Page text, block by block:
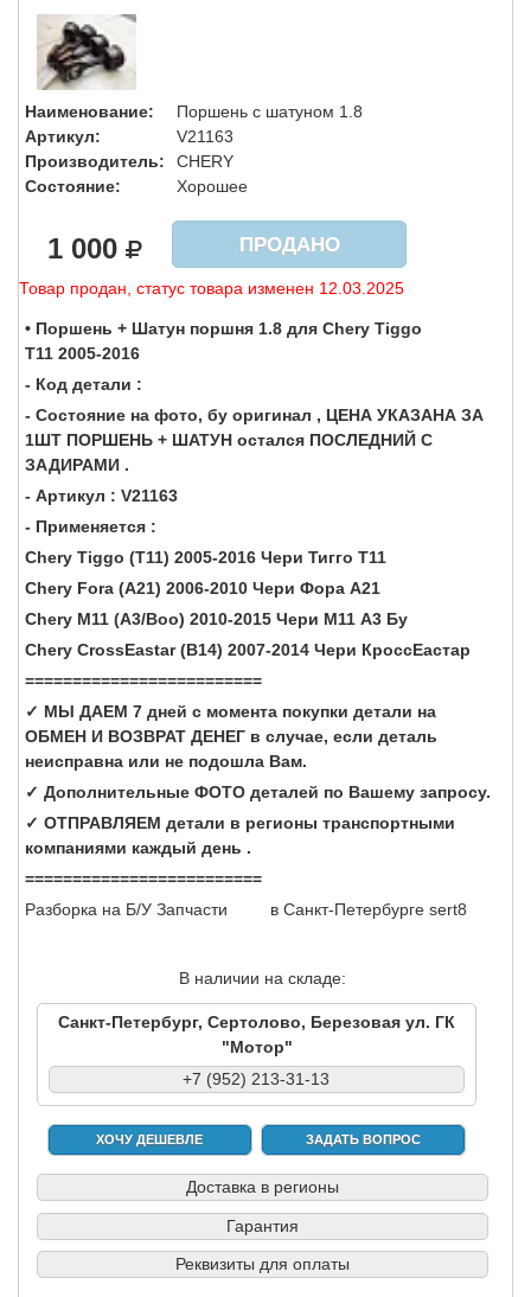
Наименование:
Поршень с шатуном 1.8
Артикул:
V21163
Производитель:
CHERY
Состояние:
Хорошее
1 000 ПРОДАНО
Товар продан, статус товара изменен 12.03.2025
• Поршень + Шатун поршня 1.8 для Chery Tiggo
T11 2005-2016
- Код детали :
- Состояние на фото, бу оригинал , ЦЕНА УКАЗАНА ЗА
1ШТ ПОРШЕНЬ + ШАТУН остался ПОСЛЕДНИЙ С
ЗАДИРАМИ .
- Артикул : V21163
- Применяется :
Chery Tiggo (T11) 2005-2016 Чери Тигго Т11
Chery Fora (A21) 2006-2010 Чери Фора А21
Chery M11 (A3/Boo) 2010-2015 Чери М11 А3 Бу
Chery CrossEastar (B14) 2007-2014 Чери КроссЕастар
=========================
✓ МЫ ДАЕМ 7 дней с момента покупки детали на
ОБМЕН И ВОЗВРАТ ДЕНЕГ в случае, если деталь
неисправна или не подошла Вам.
✓ Дополнительные ФОТО деталей по Вашему запросу.
✓ ОТПРАВЛЯЕМ детали в регионы транспортными
компаниями каждый день .
=========================
Разборка на Б/У Запчасти в Санкт-Петербурге sert8
В наличии на складе:
Санкт-Петербург, Сертолово, Березовая ул. ГК
"Мотор"
+7 (952) 213-31-13
ХОЧУ ДЕШЕВЛЕ ЗАДАТЬ ВОПРОС
Доставка в регионы
Гарантия
Реквизиты для оплаты